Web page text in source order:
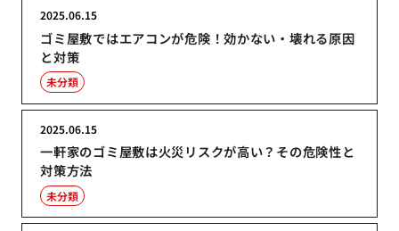
ゴミ屋敷ではエアコンが危険！効かない・壊れる原因
と対策
2025.06.15
未分類
一軒家のゴミ屋敷は火災リスクが高い？その危険性と
対策方法
2025.06.15
未分類